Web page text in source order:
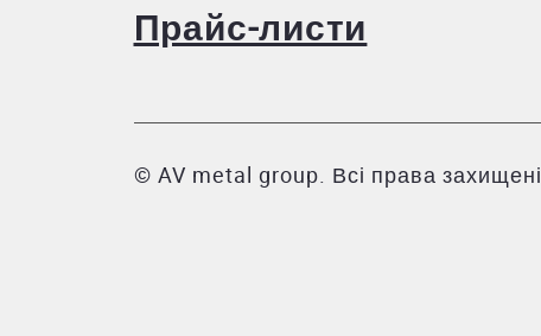
Прайс-листи
© AV metal group. Всі права захищені